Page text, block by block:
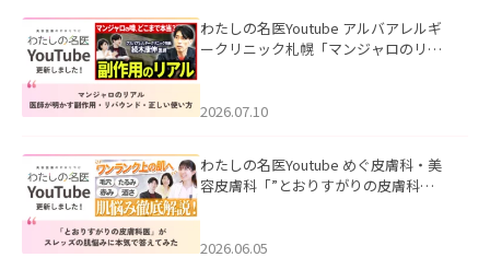
わたしの名医Youtube アルバアレルギ
ークリニック札幌「マンジャロのリア
た。
2026.07.10
わたしの名医Youtube めぐ皮膚科・美
容皮膚科「”とおりすがりの皮膚科
2026.06.05